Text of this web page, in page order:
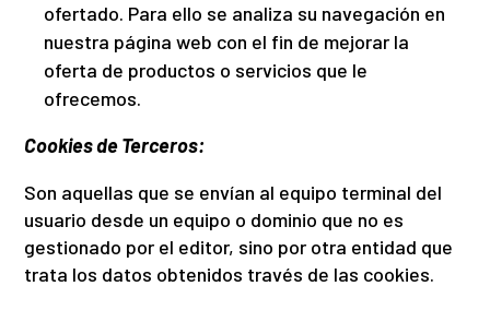
ofertado. Para ello se analiza su navegación en
nuestra página web con el fin de mejorar la
oferta de productos o servicios que le
ofrecemos.
Cookies de Terceros:
Son aquellas que se envían al equipo terminal del
usuario desde un equipo o dominio que no es
gestionado por el editor, sino por otra entidad que
trata los datos obtenidos través de las cookies.